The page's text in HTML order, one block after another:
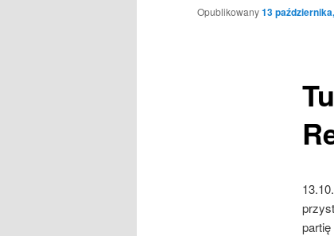
Opublikowany13